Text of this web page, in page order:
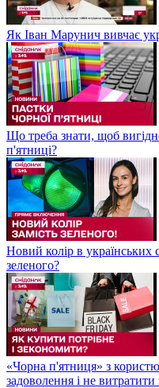
Як Іван Марунич вивчає
Що треба знати, щоб
п'ятниці?
Новий колір в українських
зеленого?
«Чорна п'ятниця» з
задоволення і не витратити